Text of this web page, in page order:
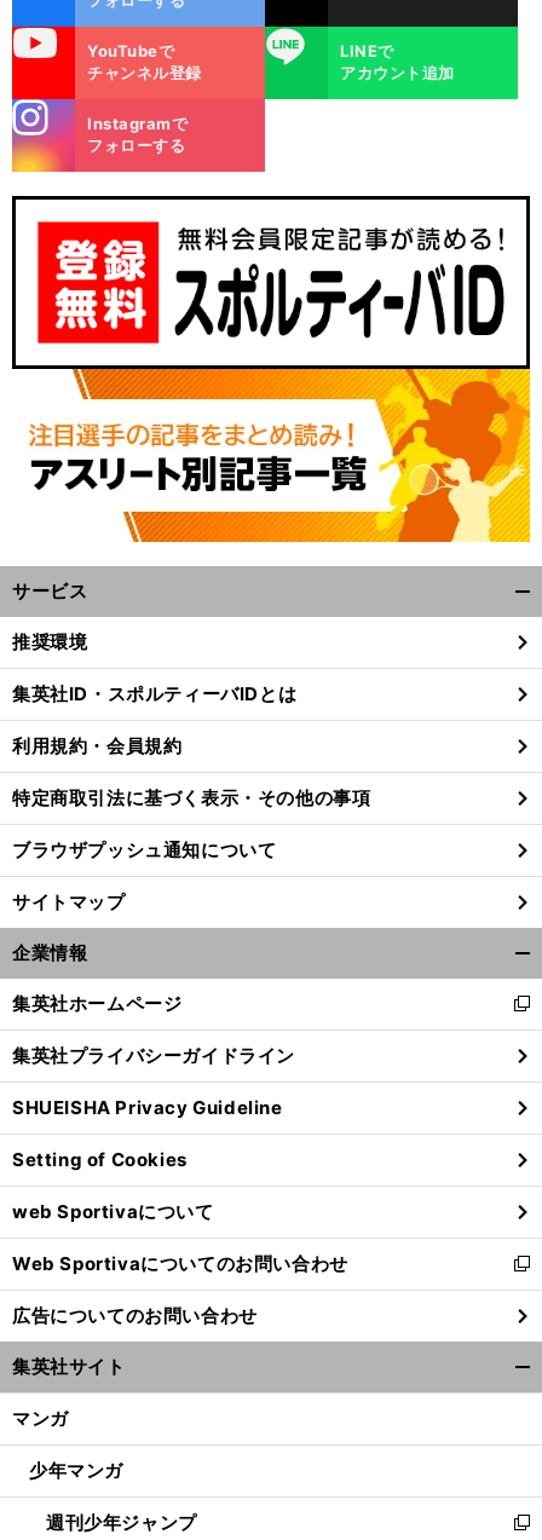
前
へ
YouTubeで
チャンネル登録
LINE
LINEで
アカウント追加
m
Instagramで
フォローする
サービス
閉
る
推奨環境
集英社ID・スポルティーバIDとは
利用規約・会員規約
特定商取引法に基づく表示・その他の事項
ブラウザプッシュ通知について
サイトマップ
企業情報
閉
る
集英社ホームページ
新
し
い
ウ
ィ
ン
ド
ウ
で
開
く
集英社プライバシーガイドライン
SHUEISHA Privacy Guideline
Setting of Cookies
web Sportivaについて
Web Sportivaについてのお問い合わせ
新
し
い
ウ
ィ
ン
ウ
開
く
広告についてのお問い合わせ
集英社サイト
マンガ
少年マンガ
週刊少年ジャンプ
新